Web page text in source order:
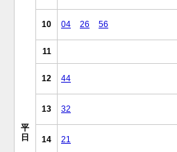
平
日
10 04 26 56
11
12 44
13 32
14 21